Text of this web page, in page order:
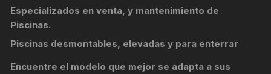
Especializados en venta, y mantenimiento de
Piscinas.
Piscinas desmontables, elevadas y para enterrar
Encuentre el modelo que mejor se adapta a sus